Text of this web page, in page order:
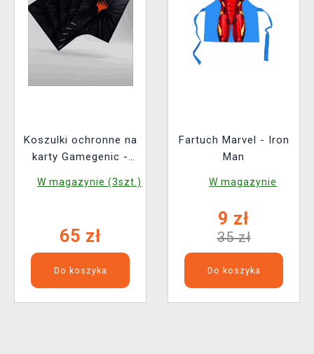
Koszulki ochronne na
karty Gamegenic -
- Premium Double
W magazynie (3szt.)
65 zł
Do koszyka
Fartuch Marvel - Iron
Man
W magazynie
9 zł
35 zł
Do koszyka